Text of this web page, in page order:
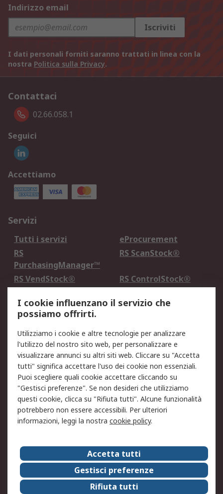
Indirizzo email
Iscriviti
I dati personali forniti saranno trattati in linea con la
nostra Politica sulla Privacy.
Contattaci
02.66.058.1
Seguici
Accettiamo
Servizi
Tutti i servizi
eProcurement
RS
PurchasingManager™
RS ScanStock®
RS VendStock®
RS ControlStock®
Legale
Informativa Cookie
Informativa Privacy -
Aggiornata
Email Security
Termini d'uso
Condizioni di vendita
Condizioni generali di
servizio
Etica e responsabilità
Chi Siamo
Chi Siamo
Contattaci
Supporto
ESG
Carriere
RS Group
Press Centre
Discovery: il Blog di RS
I cookie influenzano il servizio che
possiamo offrirti.
Utilizziamo i cookie e altre tecnologie per analizzare
l'utilizzo del nostro sito web, per personalizzare e
visualizzare annunci su altri siti web. Cliccare su "Accetta
tutti" significa accettare l'uso dei cookie non essenziali.
Puoi scegliere quali cookie accettare cliccando su
"Gestisci preferenze". Se non desideri che utilizziamo
questi cookie, clicca su "Rifiuta tutti". Alcune funzionalità
potrebbero non essere accessibili. Per ulteriori
informazioni, leggi la nostra cookie policy.
Accetta tutti
Gestisci preferenze
Rifiuta tutti